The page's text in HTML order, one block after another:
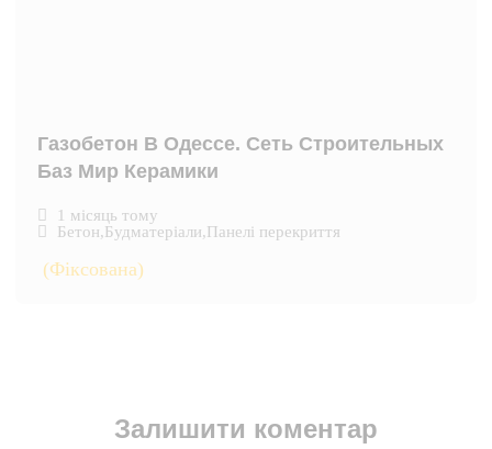
Газобетон В Одессе. Сеть Строительных
Баз Мир Керамики
1 місяць тому
Бетон,Будматеріали,Панелі перекриття
(Фіксована)
Залишити коментар